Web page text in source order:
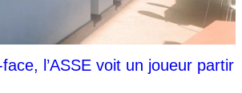
l’ASSE voit un joueur partir